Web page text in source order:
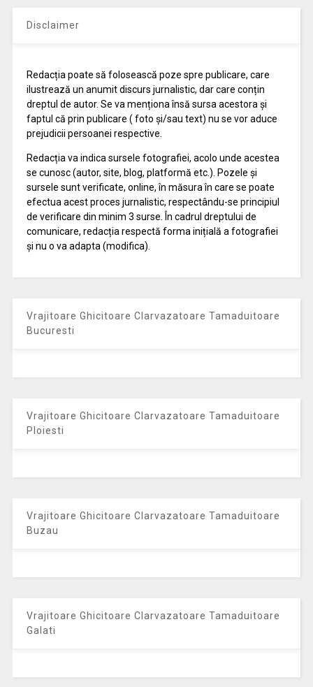
Disclaimer
Redacția poate să folosească poze spre publicare, care
ilustrează un anumit discurs jurnalistic, dar care conțin
dreptul de autor. Se va menționa însă sursa acestora și
faptul că prin publicare ( foto și/sau text) nu se vor aduce
prejudicii persoanei respective.
Redacția va indica sursele fotografiei, acolo unde acestea
se cunosc (autor, site, blog, platformă etc.). Pozele și
sursele sunt verificate, online, în măsura în care se poate
efectua acest proces jurnalistic, respectându-se principiul
de verificare din minim 3 surse. În cadrul dreptului de
comunicare, redacția respectă forma inițială a fotografiei
și nu o va adapta (modifica).
Vrajitoare Ghicitoare Clarvazatoare Tamaduitoare
Bucuresti
Vrajitoare Ghicitoare Clarvazatoare Tamaduitoare
Ploiesti
Vrajitoare Ghicitoare Clarvazatoare Tamaduitoare
Buzau
Vrajitoare Ghicitoare Clarvazatoare Tamaduitoare
Galati